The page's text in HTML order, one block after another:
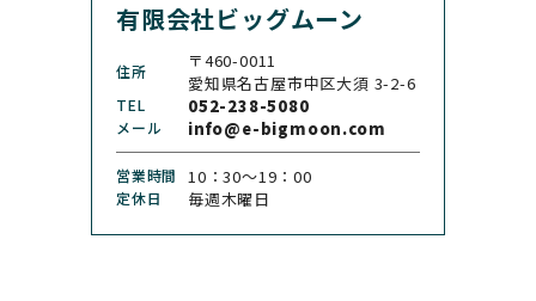
CHANEL
シャネル
CHOPARD
ショパール
CHRISTOPHER WARD
クリストファー・ウォー
CHRONO TOKYO
CHRONOSWISS
クロノスイス
CUERVOY SOBRINOS CVSTOS
有限会社ビッグムーン
住所
〒460-0011
愛知県名古屋市中区大須 3-2-6
TEL 052-238-5080
メール info@e-bigmoon.com
営業時間 10：30〜19：00
定休日 毎週木曜日